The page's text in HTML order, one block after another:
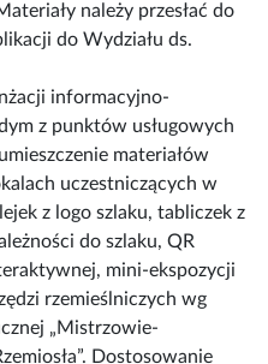
należy przesłać do
do Wydziału ds.
informacyjno-
z punktów usługowych
materiałów
uczestniczących w
z logo szlaku, tabliczek z
do szlaku, QR
mini-ekspozycji
rzemieślniczych wg
„Mistrzowie-
Dostosowanie